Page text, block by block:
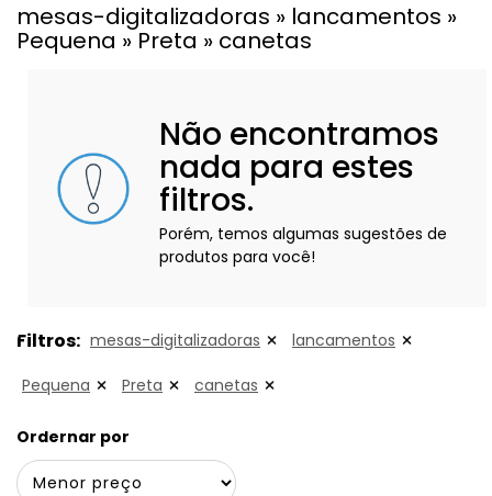
mesas-digitalizadoras » lancamentos »
Pequena » Preta » canetas
Não encontramos
nada para estes
filtros.
Porém, temos algumas sugestões de
produtos para você!
Filtros: mesas-digitalizadoras lancamentos
Pequena Preta canetas
Ordernar por